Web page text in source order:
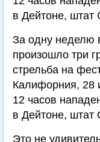
в Дейтоне,
За одну неделю
произошло три
стрельба на
Калифорния, 28
12 часов
в Дейтоне,
Это не